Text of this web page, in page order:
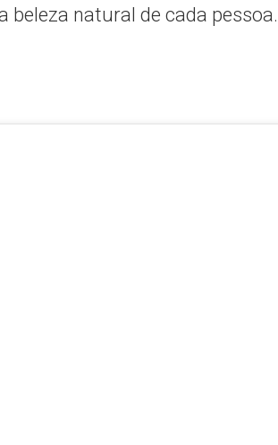
beleza natural de cada pessoa.